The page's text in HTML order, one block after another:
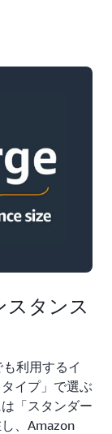
スタンス
利用するイ
イプ」で選ぶ
「スタンダー
、Amazon